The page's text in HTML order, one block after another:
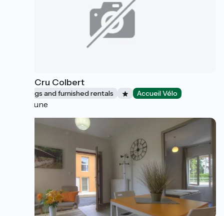
Le 1er Cru Colbert
Lodgings and furnished rentals Accueil Vélo
Beaune